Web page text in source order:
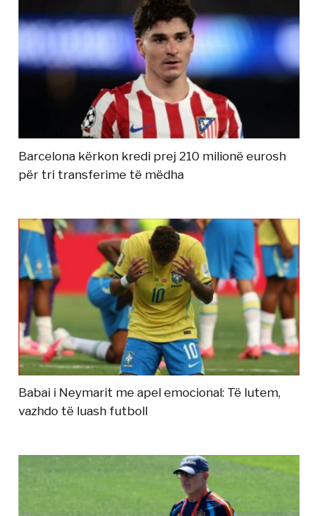
Barcelona kërkon kredi prej 210 milionë eurosh
për tri transferime të mëdha
Babai i Neymarit me apel emocional: Të lutem,
vazhdo të luash futboll